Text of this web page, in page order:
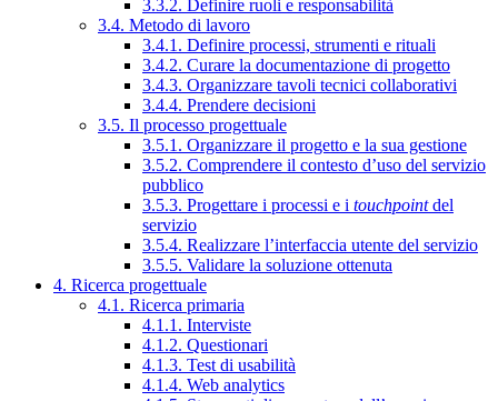
3.3.2. Definire ruoli e responsabilità
3.4. Metodo di lavoro
3.4.1. Definire processi, strumenti e rituali
3.4.2. Curare la documentazione di progetto
3.4.3. Organizzare tavoli tecnici collaborativi
3.4.4. Prendere decisioni
3.5. Il processo progettuale
3.5.1. Organizzare il progetto e la sua gestione
3.5.2. Comprendere il contesto d’uso del servizio
pubblico
3.5.3. Progettare i processi e i touchpointdel
servizio
3.5.4. Realizzare l’interfaccia utente del servizio
3.5.5. Validare la soluzione ottenuta
4. Ricerca progettuale
4.1. Ricerca primaria
4.1.1. Interviste
4.1.2. Questionari
4.1.3. Test di usabilità
4.1.4. Web analytics